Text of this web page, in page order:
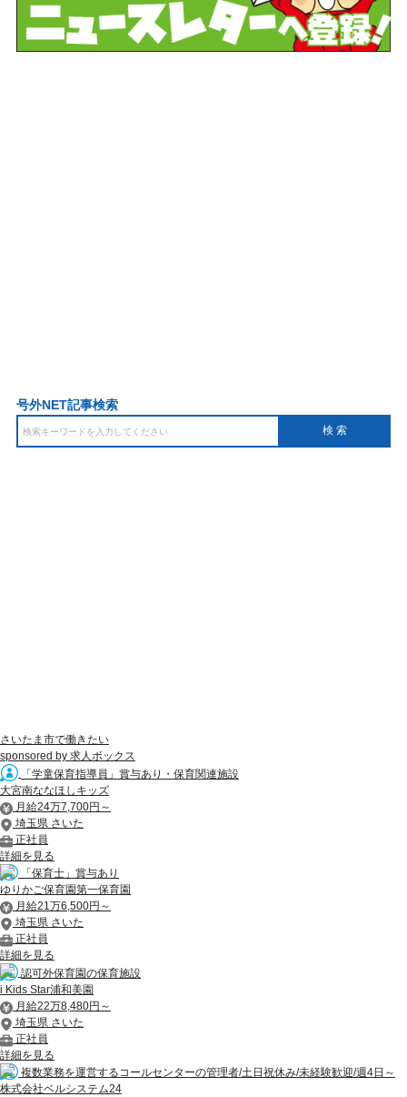
号外NET記事検索
さいたま市で働きたい
sponsored by 求人ボックス
「学童保育指導員」賞与あり・保育関連施設
大宮南ななほしキッズ
月給24万7,700円～
埼玉県 さいた
正社員
詳細を見る
「保育士」賞与あり
ゆりかご保育園第一保育園
月給21万6,500円～
埼玉県 さいた
正社員
詳細を見る
認可外保育園の保育施設
i Kids Star浦和美園
月給22万8,480円～
埼玉県 さいた
正社員
詳細を見る
複数業務を運営するコールセンターの管理者/土日祝休み/未経験歓迎/週4日～
株式会社ベルシステム24